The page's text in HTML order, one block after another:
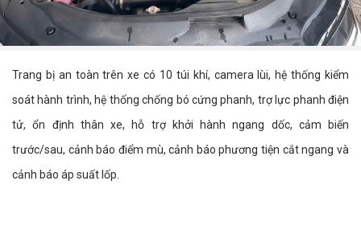
Trang bị an toàn trên xe có 10 túi khí, camera lùi, hệ thống kiểm
soát hành trình, hệ thống chống bó cứng phanh, trợ lực phanh điện
tử, ổn định thân xe, hỗ trợ khởi hành ngang dốc, cảm biến
trước/sau, cảnh báo điểm mù, cảnh báo phương tiện cắt ngang và
cảnh báo áp suất lốp.